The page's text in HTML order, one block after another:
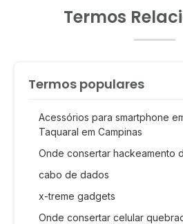
Termos
Termos populares
Acessórios para smartphone
Taquaral em Campinas
Onde consertar hackeamento
cabo de dados
x-treme gadgets
Onde consertar celular